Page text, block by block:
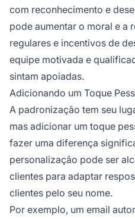
com reconhecimento e
pode aumentar o moral e a
regulares e incentivos de
equipe motivada e
sintam apoiadas.
Adicionando um Toque
A padronização tem seu
mas adicionar um toque
fazer uma diferença
personalização pode ser
clientes para adaptar
clientes pelo seu nome.
Por exemplo, um email